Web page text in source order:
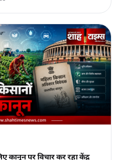
कानून पर विचार कर रहा केंद्र